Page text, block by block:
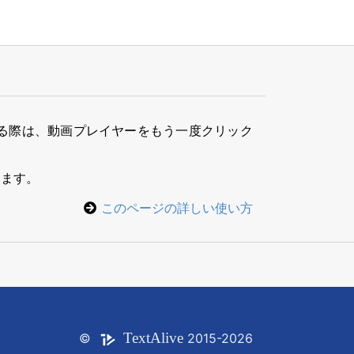
は、動画プレイヤーをもう一度クリック
す。
このページの詳しい使い方
© TextAlive2015-2026